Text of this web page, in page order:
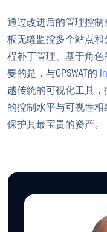
通过改进后的管理控
板无缝监控多个站点
程补丁管理、基于角
要的是，与OPSWAT的
越传统的可视化工具
的控制水平与可视性
保护其最宝贵的资产。